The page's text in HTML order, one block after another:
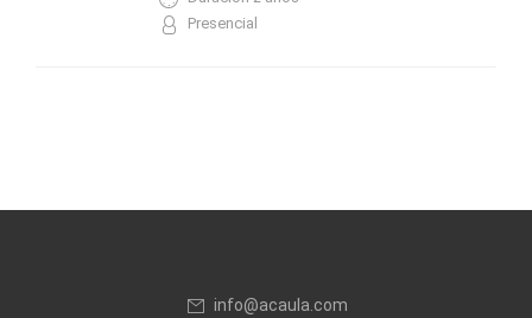
Presencial
info@acaula.com